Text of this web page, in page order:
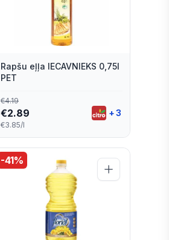
Rapšu eļļa IECAVNIEKS 0,75l
PET
€4.19
€2.89
€3.85/l
+3
-41%